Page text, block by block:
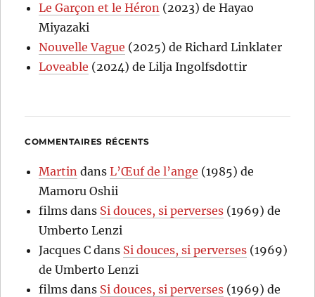
Le Garçon et le Héron (2023) de Hayao
Miyazaki
Nouvelle Vague (2025) de Richard Linklater
Loveable (2024) de Lilja Ingolfsdottir
COMMENTAIRES RÉCENTS
Martin dansL’Œuf de l’ange (1985) de
Mamoru Oshii
films dans Si douces, si perverses (1969) de
Umberto Lenzi
Jacques C dans Si douces, si perverses (1969)
de Umberto Lenzi
films dans Si douces, si perverses (1969) de